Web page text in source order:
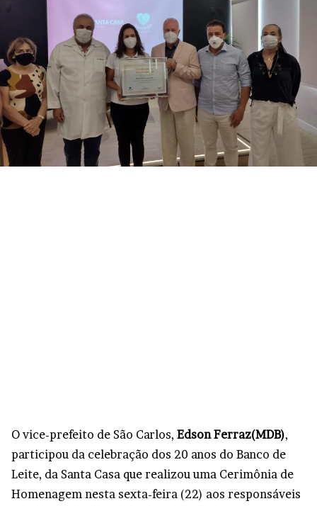
O vice-prefeito de São Carlos, Edson Ferraz(MDB),
participou da celebração dos 20 anos do Banco de
Leite, da Santa Casa que realizou uma Cerimônia de
Homenagem nesta sexta-feira (22) aos responsáveis